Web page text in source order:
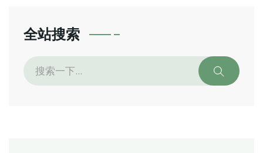
全站搜索